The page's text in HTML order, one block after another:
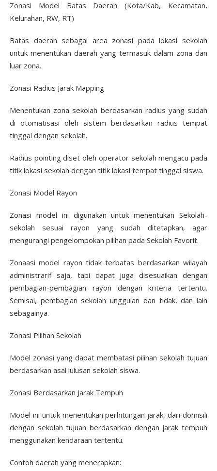
Zonasi Model Batas Daerah (Kota/Kab, Kecamatan,
Kelurahan, RW, RT)
Batas daerah sebagai area zonasi pada lokasi sekolah
untuk menentukan daerah yang termasuk dalam zona dan
luar zona.
Zonasi Radius Jarak Mapping
Menentukan zona sekolah berdasarkan radius yang sudah
di otomatisasi oleh sistem berdasarkan radius tempat
tinggal dengan sekolah.
Radius pointing diset oleh operator sekolah mengacu pada
titik lokasi sekolah dengan titik lokasi tempat tinggal siswa.
Zonasi Model Rayon
Zonasi model ini digunakan untuk menentukan Sekolah-
sekolah sesuai rayon yang sudah ditetapkan, agar
mengurangi pengelompokan pilihan pada Sekolah Favorit.
Zonaasi model rayon tidak terbatas berdasarkan wilayah
administrarif saja, tapi dapat juga disesuaikan dengan
pembagian-pembagian rayon dengan kriteria tertentu.
Semisal, pembagian sekolah unggulan dan tidak, dan lain
sebagainya.
Zonasi Pilihan Sekolah
Model zonasi yang dapat membatasi pilihan sekolah tujuan
berdasarkan asal lulusan sekolah siswa.
Zonasi Berdasarkan Jarak Tempuh
Model ini untuk menentukan perhitungan jarak, dari domisili
dengan sekolah tujuan berdasarkan dengan jarak tempuh
menggunakan kendaraan tertentu.
Contoh daerah yang menerapkan: